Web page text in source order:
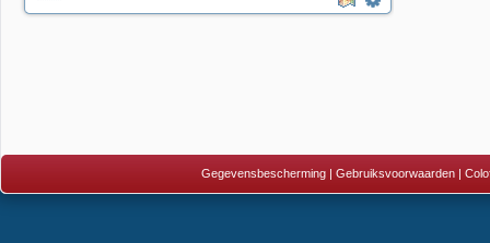
Gegevensbescherming| Gebruiksvoorwaarden|